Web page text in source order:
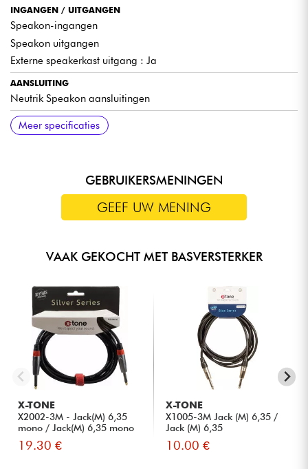
INGANGEN / UITGANGEN
Speakon-ingangen
Speakon uitgangen
Externe speakerkast uitgang : Ja
AANSLUITING
Neutrik Speakon aansluitingen
COMPONENTEN
Neodymium magneet
AFMETINGEN
Afmetingen (mm) : 585 x 465 x 650
GEWICHT
15 kg
Meer specificaties
GEBRUIKERSMENINGEN
GEEF UW MENING
VAAK GEKOCHT MET BASVERSTERKER
X-TONE
X2002-3M - Jack(M) 6,35
mono / Jack(M) 6,35 mono
S...
19.30 €
X-TONE
X1005-3M Jack (M) 6,35 /
Jack (M) 6,35
10.00 €